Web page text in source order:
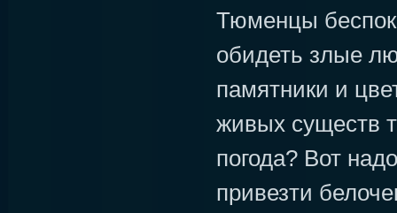
Тюменцы
обидеть злые
памятники и
живых существ
погода? Вот
привезти